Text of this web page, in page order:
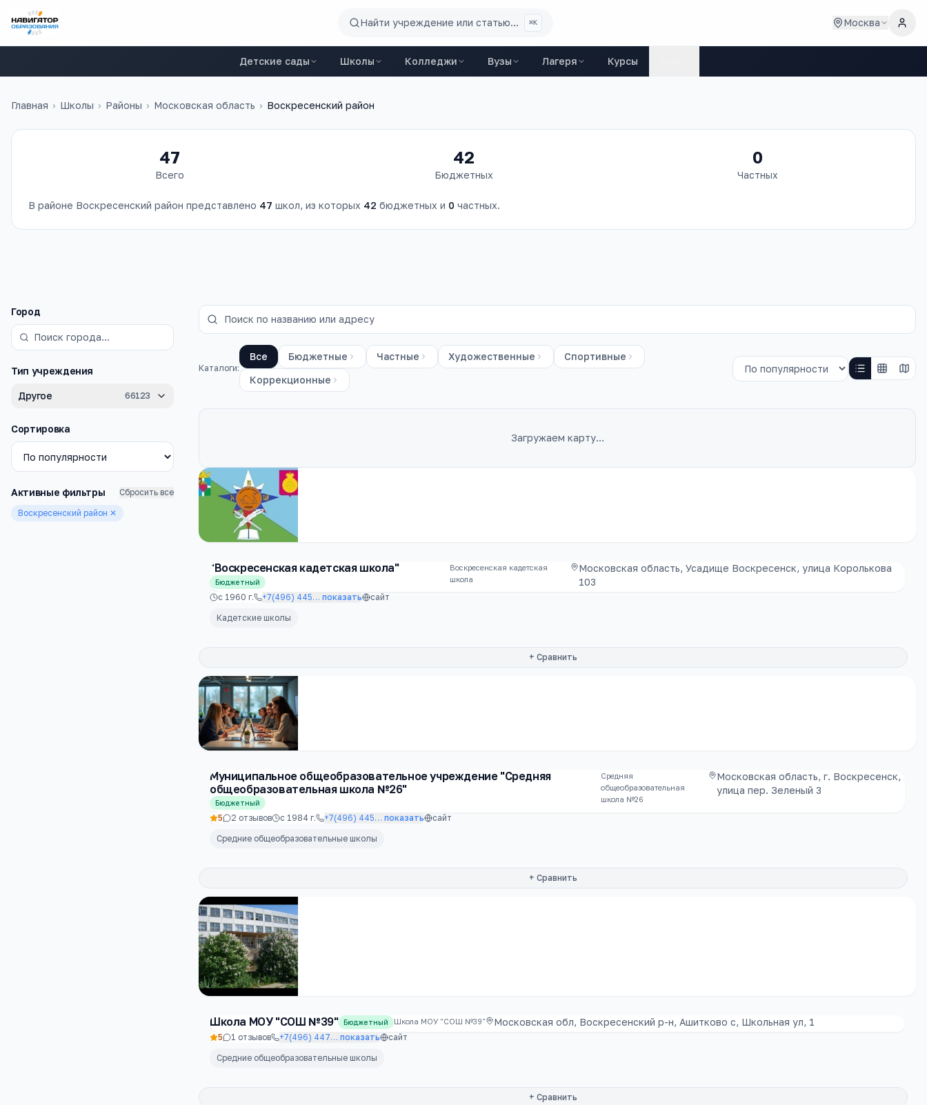
Найти учреждение или статью... ⌘K Москва
Детские сады Школы Колледжи Вузы Лагеря Курсы
Главная › Школы › Районы › Московская область › Воскресенский район
47
Всего
42
Бюджетных
0
Частных
В районе Воскресенский район представлено 47 школ, из которых 42 бюджетных и 0 частных.
Фильтры
Город
Тип учреждения
Другое 66123
Сортировка
Активные фильтры
Сбросить все
Воскресенский район ✕
Каталоги:
Все Бюджетные Частные Художественные
Спортивные
Коррекционные
Загружаем карту…
Каталогшколы
"Воскресенская кадетская школа"
Бюджетный
Воскресенская кадетская
школа
Московская область, Усадище Воскресенск, улица Королькова
103
с 1960 г. +7(496) 445… показать
сайт
Кадетские школы
+ Сравнить
Муниципальное общеобразовательное учреждение "Средняя
общеобразовательная школа №26"
Бюджетный
Средняя
общеобразовательная
школа №26
Московская область, г. Воскресенск,
улица пер. Зеленый 3
5 2 отзывов с 1984 г. +7(496) 445… показать
сайт
Средние общеобразовательные школы
+ Сравнить
Школа МОУ "СОШ №39" Бюджетный Школа МОУ "СОШ №39" Московская обл, Воскресенский р-н, Ашитково с, Школьная ул, 1
5 1 отзывов +7(496) 447… показать
сайт
Средние общеобразовательные школы
+ Сравнить